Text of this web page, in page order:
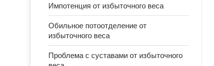
Импотенция от избыточного веса
Обильное потоотделение от
избыточного веса
Проблема с суставами от избыточного